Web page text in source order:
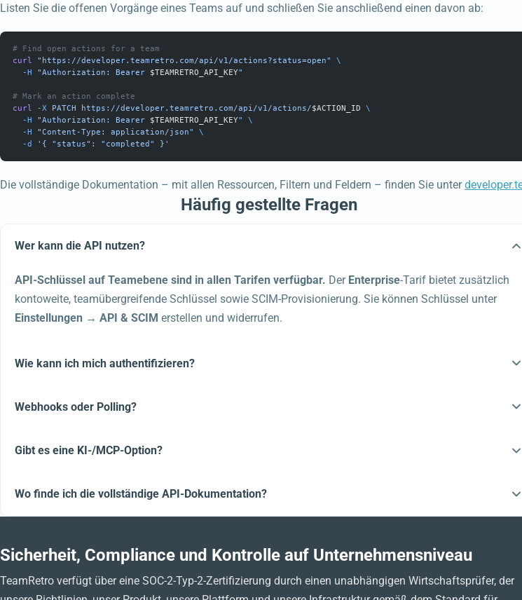
Listen Sie die offenen Vorgänge eines Teams auf und schließen Sie anschließend einen davon ab:
# Find open actions for a team
curl
"https://developer.teamretro.com/api/v1/actions?status=open"
\
  -H
"Authorization: Bearer $TEAMRETRO_API_KEY"
# Mark an action complete
curl
-X PATCH https://developer.teamretro.com/api/v1/actions/$ACTION_ID \
  -H
"Authorization: Bearer $TEAMRETRO_API_KEY"
\
  -H
"Content-Type: application/json"
\
  -d
'{ "status": "completed" }'
Die vollständige Dokumentation – mit allen Ressourcen, Filtern und Feldern – finden Sie unter
Häufig gestellte Fragen
Wer kann die API nutzen?
API-Schlüssel auf Teamebene sind in allen Tarifen verfügbar. Der Enterprise-Tarif bietet zusätzlich
kontoweite, teamübergreifende Schlüssel sowie SCIM-Provisionierung. Sie können Schlüssel unter
Einstellungen → API & SCIM erstellen und widerrufen.
Wie kann ich mich authentifizieren?
Webhooks oder Polling?
Gibt es eine KI-/MCP-Option?
Wo finde ich die vollständige API-Dokumentation?
Sicherheit, Compliance und Kontrolle auf Unternehmensniveau
TeamRetro verfügt über eine SOC-2-Typ-2-Zertifizierung durch einen unabhängigen Wirtschaftsprüfer, der